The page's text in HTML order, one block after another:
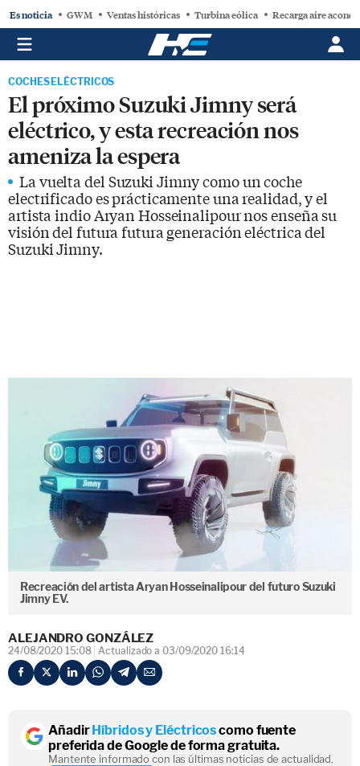
Es noticia GWM Ventas históricas Turbina eólica Recarga aire
COCHES ELÉCTRICOS
El próximo Suzuki Jimny será
eléctrico, y esta recreación nos
ameniza la espera
La vuelta del Suzuki Jimny como un coche
electrificado es prácticamente una realidad, y el
artista indio Aryan Hosseinalipour nos enseña su
visión del futura futura generación eléctrica del
Suzuki Jimny.
Recreación del artista Aryan Hosseinalipour del futuro Suzuki
Jimny EV.
ALEJANDRO GONZÁLEZ
24/08/2020 15:08 Actualizado a 03/09/2020 16:14
AñadirHíbridos y Eléctricoscomo fuente
preferida de Google de forma gratuita.
Mantente informado con las últimas noticias de actualidad.